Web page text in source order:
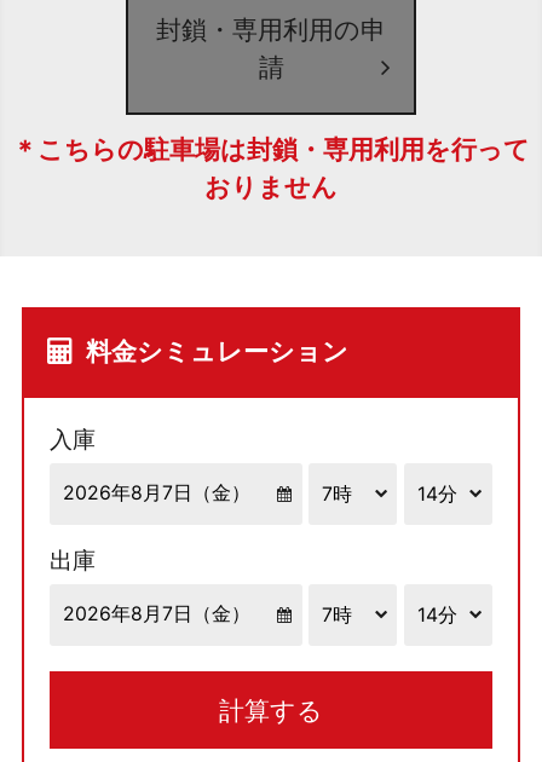
封鎖・専用利用の申
請
＊こちらの駐車場は封鎖・専用利用を行って
おりません
料金シミュレーション
入庫
出庫
計算する